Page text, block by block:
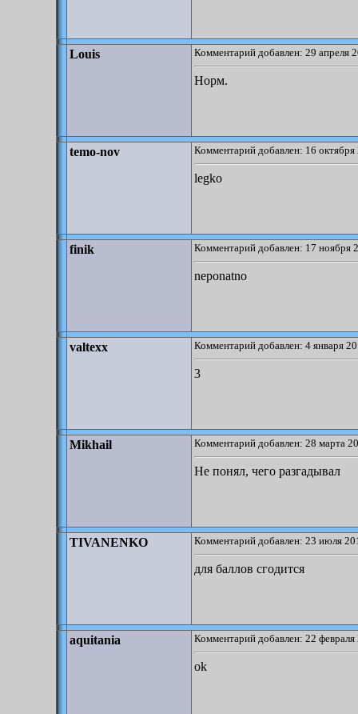
Louis Комментарий добавлен: 29 апреля
Норм.
temo-nov Комментарий добавлен: 16
legko
finik Комментарий добавлен: 17 ноября
neponatno
valtexx Комментарий добавлен: 4 января
3
Mikhail Комментарий добавлен: 28 марта
Не понял, чего разгадывал
TIVANENKO Комментарий добавлен: 23 июля
для баллов сгодится
aquitania Комментарий добавлен: 22
ok